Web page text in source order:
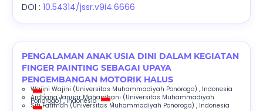
DOI : 10.54314/jssr.v9i4.6666
PENGALAMAN ANAK USIA DINI DALAM KEGIATAN
FINGER PAINTING SEBAGAI UPAYA
PENGEMBANGAN MOTORIK HALUS
Wajini Wajini (Universitas Muhammadiyah Ponorogo) , Indonesia
;
Ardhana Januar Mahardhani (Universitas Muhammadiyah
Ponorogo) , Indonesia ;
Siti Fatimah(Universitas Muhammadiyah Ponorogo) , Indonesia